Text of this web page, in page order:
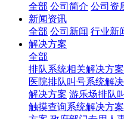
全部 公司简介 公司资
新闻资讯
全部 公司新闻 行业新
解决方案
全部
排队系统相关解决方案
医院排队叫号系统解
解决方案 游乐场排队
触摸查询系统解决方案